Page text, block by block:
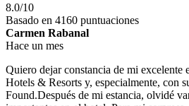
8.0/10
Basado en 4160 puntuaciones
Carmen Rabanal
Hace un mes
Quiero dejar constancia de mi excelente
Hotels & Resorts y, especialmente, con
Found.Después de mi estancia, olvidé